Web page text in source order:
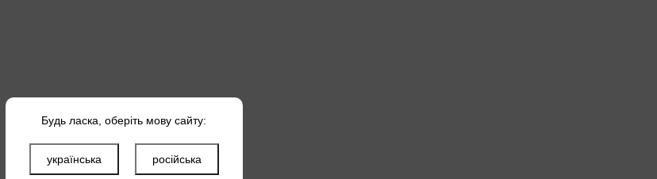
Будь ласка, оберіть мову сайту:
українська російська